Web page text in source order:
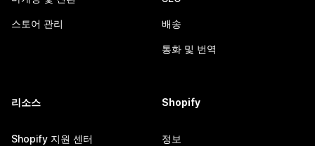
스토어 관리 배송
통화 및 번역
리소스
Shopify 지원 센터
Shopify
정보